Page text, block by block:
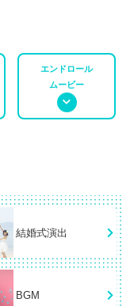
エンドロール
ムービー
結婚式演出
BGM